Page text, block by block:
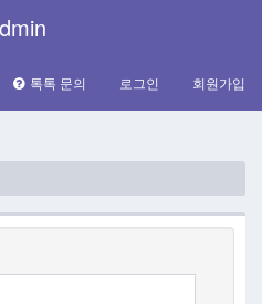
톡톡 문의 로그인 회원가입